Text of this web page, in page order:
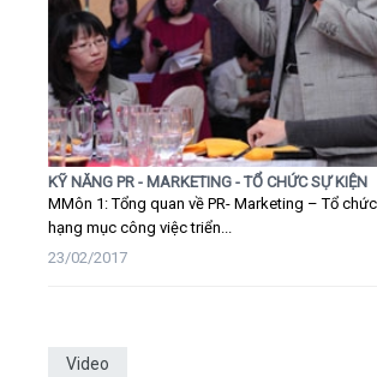
KỸ NĂNG PR - MARKETING - TỔ CHỨC SỰ KIỆN
MMôn 1: Tổng quan về PR- Marketing – Tổ
hạng mục công việc triển...
23/02/2017
Video